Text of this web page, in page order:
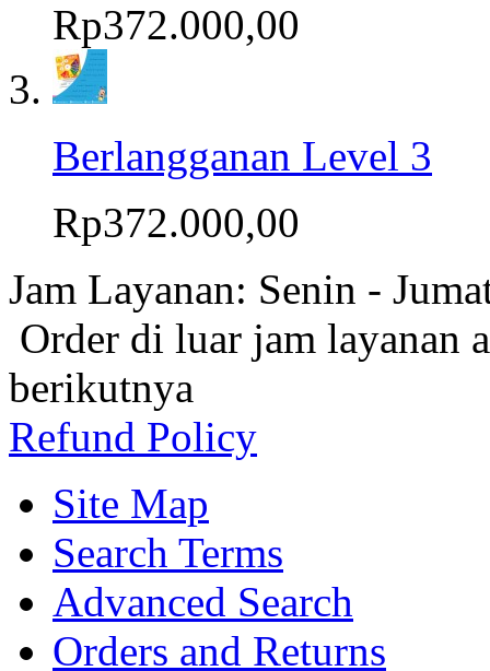
Rp372.000,00
Berlangganan Level 3
Rp372.000,00
Jam Layanan: Senin -
Order di luar jam layanan
berikutnya
Refund Policy
Site Map
Search Terms
Advanced Search
Orders and Returns